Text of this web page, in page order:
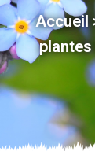
Accueil